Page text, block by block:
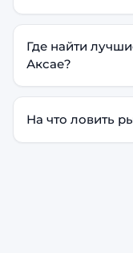
Где найти
Аксае?
На что ловить